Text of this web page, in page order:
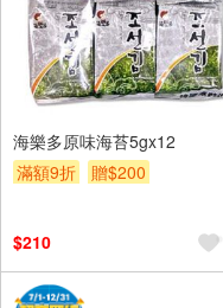
海樂多原味海苔5gx12
滿額9折
贈$200
$210